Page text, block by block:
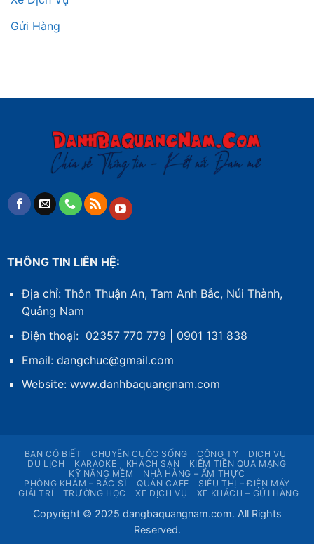
Gửi Hàng
THÔNG TIN LIÊN HỆ:
Địa chỉ: Thôn Thuận An, Tam Anh Bắc, Núi Thành,
Quảng Nam
Điện thoại: 02357 770 779 | 0901 131 838
Email: dangchuc@gmail.com
Website: www.danhbaquangnam.com
BẠN CÓ BIẾT CHUYỆN CUỘC SỐNG CÔNG TY
DỊCH VỤ
DU LỊCH
KARAOKE KHÁCH SẠN
KIẾM TIỀN QUA MẠNG
KỸ NĂNG MỀM
NHÀ HÀNG – ẨM THỰC
PHÒNG KHÁM – BÁC SĨ
QUÁN CAFE
SIÊU THỊ – ĐIỆN MÁY
GIẢI TRÍ
TRƯỜNG HỌC XE DỊCH VỤ XE KHÁCH – GỬI HÀNG
Copyright © 2025 dangbaquangnam.com. All Rights
Reserved.